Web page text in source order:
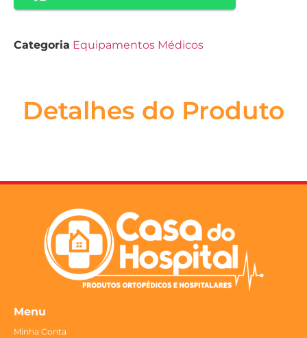
Categoria Equipamentos Médicos
Detalhes do Produto
Menu
Minha Conta